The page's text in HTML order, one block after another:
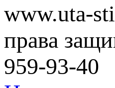
www.uta-
права
959-93-40